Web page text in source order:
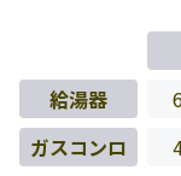
給湯器
ガスコンロ